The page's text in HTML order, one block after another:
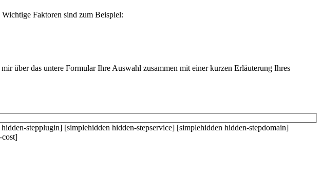
Wichtige Faktoren sind zum Beispiel:
über das untere Formular Ihre Auswahl zusammen mit einer kurzen Erläuterung Ihres
stepplugin] [simplehidden hidden-stepservice] [simplehidden hidden-stepdomain]
cost]